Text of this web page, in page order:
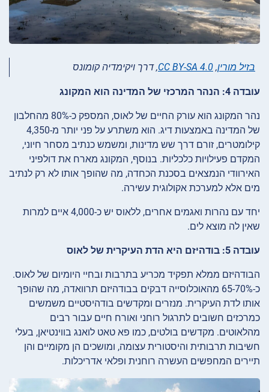
בזיל מורין,
CC BY-SA 4.0, דרך ויקימדיה קומונס
עובדה 4: הנהר המרכזי של המדינה הוא המקונג
נהר המקונג הוא עורק החיים של לאוס, המספק כ-80% מהחלבון
של המדינה באמצעות דיג. הוא משתרע על פני יותר מ-4,350
קילומטרים, זורם דרך שש מדינות, ומשמש כנתיב מסחר חיוני,
המקדם פעילויות כלכליות. בנוסף, המקונג מארח את דולפיני
האירוודי הנמצאים בסכנת הכחדה, מה שהופך אותו לא רק לנתיב
מים אלא למערכת אקולוגית עשירה.
יחד עם נהרות ואגמים אחרים, ללאוס יש כ-4,000 איים למרות
שאין לה מוצא לים.
עובדה 5: בודהיזם היא הדת העיקרית של לאוס
הבודהיזם ממלא תפקיד מכריע בתרבות ובחיי היומיום של לאוס.
כ-65-70% מהאוכלוסייה דבקים בבודהיזם תרוואדה, מה שהופך
אותו לדת העיקרית. מנזרים ומקדשים בודהיסטיים משמשים
כמרכזים חשובים לתרגול רוחני ואורח חיים עבור רבים
מהלאוטים. מקדשים בולטים, כמו פא טאט לואנג בווינטיאן, בעלי
חשיבות תרבותית והיסטורית עצומה, ומושכים הן מקומיים והן
תיירים המחפשים העשרה רוחנית ופלאי אדריכלות.